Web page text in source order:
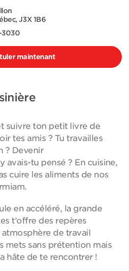
suivre ton petit livre de
tes amis ? Tu travailles
? Devenir
avais-tu pensé ? En cuisine,
cuire les aliments de nos
en accéléré, la grande
t’offre des repères
de travail
mets sans prétention mais
hâte de te rencontrer !
J3X 1B6
3030
maintenant